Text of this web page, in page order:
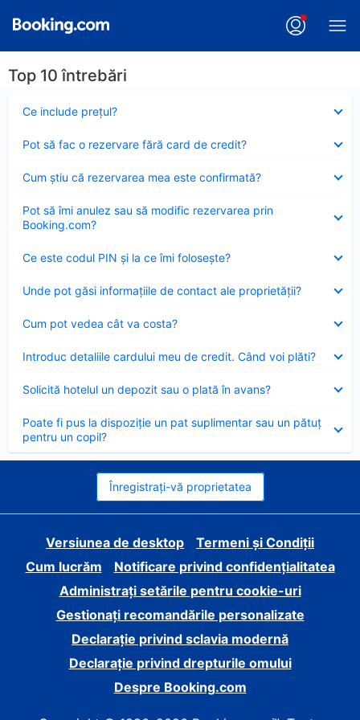
Top 10 întrebări
Ce include preţul?
închis
Pot să fac o rezervare fără card de credit?
închis
Cum ştiu că rezervarea mea este confirmată?
închis
Pot să îmi anulez sau să modific rezervarea prin
Booking.com?
închis
Ce este codul PIN şi la ce îmi foloseşte?
închis
Unde pot găsi informațiile de contact ale proprietății?
închis
Cum pot vedea cât va costa?
închis
Introduc detaliile cardului meu de credit. Când voi plăti?
închis
Solicită hotelul un depozit sau o plată în avans?
închis
Poate fi pus la dispoziție un pat suplimentar sau un pătuț
pentru un copil?
închis
Înregistrați-vă proprietatea
Versiunea de desktop
Termeni și Condiții
Cum lucrăm
Notificare privind confidențialitatea
Administrați setările pentru cookie-uri
Gestionați recomandările personalizate
Declarație privind sclavia modernă
Declarație privind drepturile omului
Despre Booking.com